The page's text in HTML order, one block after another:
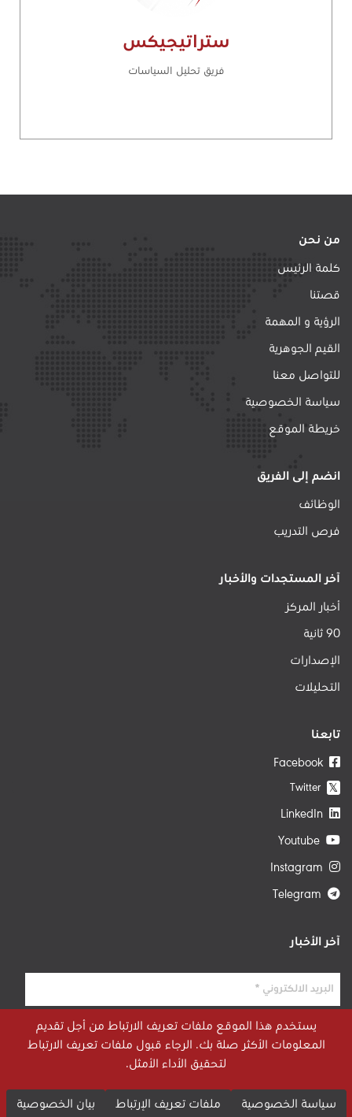
ستراتيجيكس
فريق تحليل السياسات
من نحن
كلمة الرئيس
قصتنا
الرؤية و المهمة
القيم الجوهرية
للتواصل معنا
سياسة الخصوصية
خريطة الموقع
انضم إلى الفريق
الوظائف
فرص التدريب
آخر المستجدات والأخبار
أخبار المركز
90 ثانية
الإصدارات
التحليلات
تابعنا
𝕏
Twitter
آخر الأخبار
يستخدم هذا الموقع ملفات تعريف الارتباط من أجل تقديم
المعلومات الأكثر صلة بك. الرجاء قبول ملفات تعريف الارتباط
لتحقيق الأداء الأمثل.
سياسة الخصوصية ملفات تعريف الإرتباط بيان الخصوصية